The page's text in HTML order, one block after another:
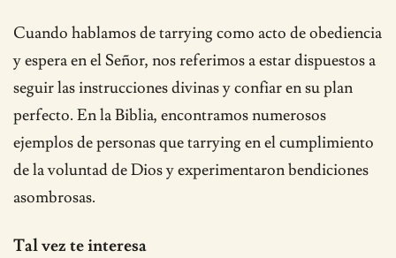
Cuando hablamos de tarrying como acto de obediencia
y espera en el Señor, nos referimos a estar dispuestos a
seguir las instrucciones divinas y confiar en su plan
perfecto. En la Biblia, encontramos numerosos
ejemplos de personas que tarrying en el cumplimiento
de la voluntad de Dios y experimentaron bendiciones
asombrosas.
Tal vez te interesa